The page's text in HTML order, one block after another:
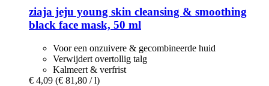
ziaja jeju young skin cleansing & smoothing
black face mask, 50 ml
Voor een onzuivere & gecombineerde huid
Verwijdert overtollig talg
Kalmeert & verfrist
€ 4,09 (€ 81,80 / l)